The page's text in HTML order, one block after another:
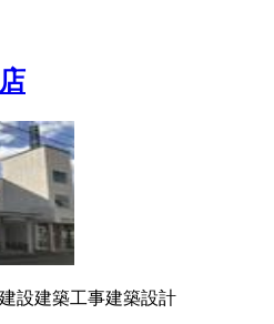
設建築工事建築設計